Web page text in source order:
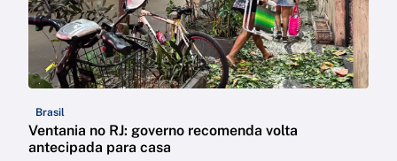
Brasil
Ventania no RJ: governo recomenda volta
antecipada para casa